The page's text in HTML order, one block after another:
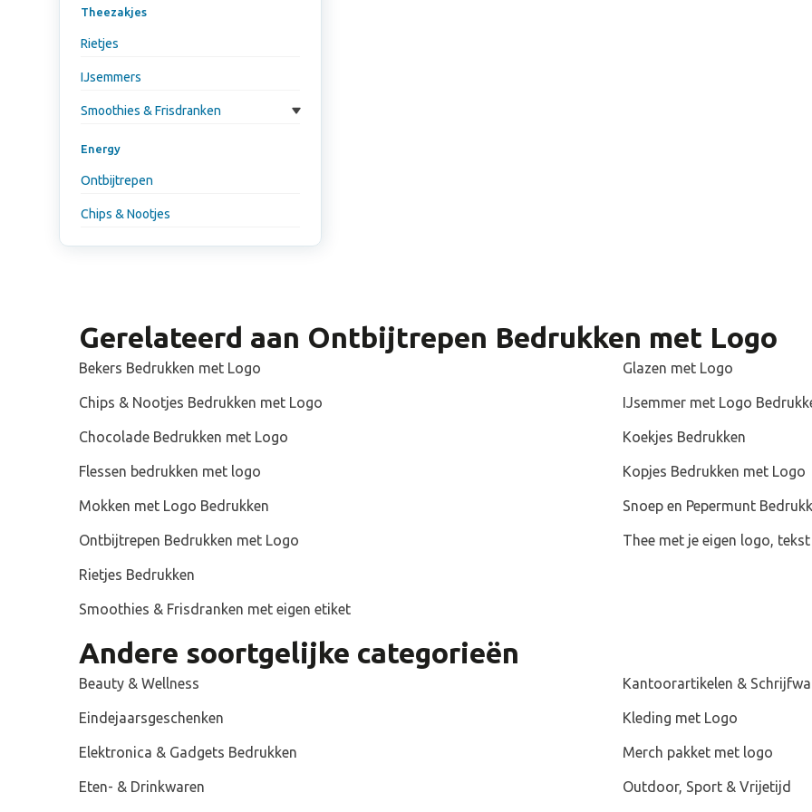
Theezakjes
Rietjes
IJsemmers
Smoothies & Frisdranken
Energy
Ontbijtrepen
Chips & Nootjes
Wil jij je collega’s verrassen met een gezond en gepersonaliseerd
bedrukken met jouw logo! Ons assortiment bestaat uit diverse
appelreep of voor een bananenreep met logo?
Een fruitreep is een lekker tussendoortjes voor collega’s, maar ook
Gerelateerd aan Ontbijtrepen Bedrukken met Logo
Bekers Bedrukken met Logo
Chips & Nootjes Bedrukken met Logo
Chocolade Bedrukken met Logo
Flessen bedrukken met logo
Glazen met Logo
IJsemmer met Logo
Koekjes Bedrukken
Kopjes Bedrukken met Logo
Mokken met Logo Bedrukken
Ontbijtrepen Bedrukken met Logo
Rietjes Bedrukken
Smoothies & Frisdranken met eigen etiket
Snoep en Pepermunt
Thee met je eigen logo,
Andere soortgelijke categorieën
Beauty & Wellness
Eindejaarsgeschenken
Elektronica & Gadgets Bedrukken
Eten- & Drinkwaren
Kantoorartikelen &
Kleding met Logo
Merch pakket met logo
Outdoor, Sport & Vrijetijd